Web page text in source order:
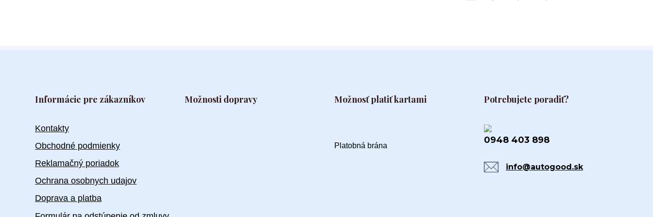
Informácie pre zákazníkov
Kontakty
Obchodné podmienky
Reklamačný poriadok
Ochrana osobnych udajov
Doprava a platba
Možnosti dopravy Možnosť platiť kartami
Platobná brána
Potrebujete poradiť?
0948 403 898
info@autogood.sk